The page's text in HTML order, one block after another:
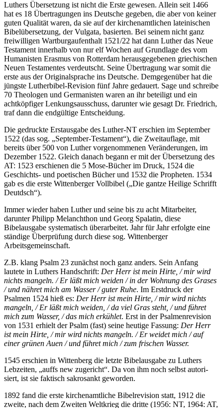
Luthers Übersetzung ist nicht die Erste gewesen. Allein seit 1466
hat es 18 Übertragungen ins Deutsche gegeben, die aber von keiner
guten Qualität waren, da sie auf der kirchenamtlichen lateinischen
Bibelübersetzung, der Vulgata, basierten. Bei seinem nicht ganz
freiwilligen Wartburgaufenthalt 1521/22 hat dann Luther das Neue
Testament innerhalb von nur elf Wochen auf Grundlage des vom
Humanisten Erasmus von Rotterdam herausgegebenen griechischen
Neuen Testamentes verdeutscht. Seine Übertragung war somit die
erste aus der Originalsprache ins Deutsche. Demgegenüber hat die
jüngste Lutherbibel-Revision fünf Jahre gedauert. Sage und schreibe
70 Theologen und Germanisten waren an ihr beteiligt und ein
achtköpfiger Lenkungsausschuss, darunter wie gesagt Dr. Friedrich,
traf dann die endgültige Entscheidung.
Die gedruckte Erstausgabe des Luther-NT erschien im September
1522 (das sog. „September-Testament“), die Zweitauflage, mit
bereits über 500 von Luther vorgenommenen Veränderungen, im
Dezember 1522. Gleich danach begann er mit der Übersetzung des
AT: 1523 erschienen die 5 Mose-Bücher im Druck, 1524 die
Geschichts- und poetischen Bücher und 1532 die Propheten. 1534
gab es die erste Wittenberger Vollbibel („Die gantze Heilige Schrifft
Deutdsch“).
Immer wieder haben Lu­ther und seine bis zu acht Mitarbeiter,
darunter Philipp Melanchthon und Georg Spala­tin, diese
Bibelausgabe systematisch überarbeitet. Jahr für Jahr erfolgte eine
ständige Über­prüfung durch diese sog. Wittenberger
Arbeitsgemeinschaft.
Z.B. klang Psalm 23 zunächst noch ganz anders. Sein Anfang
lautete in Luthers Handschrift: Der Herr ist mein Hirte, / mir wird
nichts mangeln. / Er läßt mich weiden / in der Wohnung des Grases
/ und nähret mich am Wasser / guter Ruhe. Im Erstdruck der
Psalmen 1524 hieß es: Der Herr ist mein Hirte, / mir wird nichts
mangeln, / Er läßt mich weiden, / da viel Gras steht, / und führet
mich zum Wasser, / das mich erkühlet. Erst in der Psalmenrevision
von 1531 erhielt der Psalm (fast) seine heutige Fassung: Der Herr
ist mein Hirte, / mir wird nichts mangeln. / Er weidet mich / auf
einer grünen Auen / und führet mich / zum frischen Wasser.
1545 erschien in Wittenberg die letzte Bibelausgabe zu Luthers
Lebzeiten, „auffs new zugericht“. Da von ihm noch selbst autori­
siert, ist sie faktisch sakrosankt geworden.
1892 fand die erste kirchenamtliche Bibelrevision statt, 1912 die
zweite, nach dem Zweiten Weltkrieg die dritte (1956: NT, 1964: AT,